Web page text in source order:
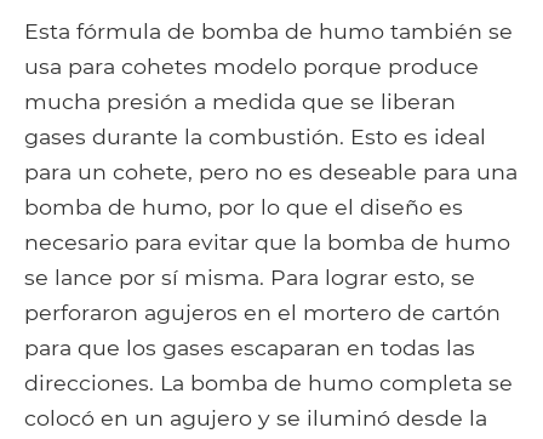
Esta fórmula de bomba de humo también se
usa para cohetes modelo porque produce
mucha presión a medida que se liberan
gases durante la combustión. Esto es ideal
para un cohete, pero no es deseable para una
bomba de humo, por lo que el diseño es
necesario para evitar que la bomba de humo
se lance por sí misma. Para lograr esto, se
perforaron agujeros en el mortero de cartón
para que los gases escaparan en todas las
direcciones. La bomba de humo completa se
colocó en un agujero y se iluminó desde la